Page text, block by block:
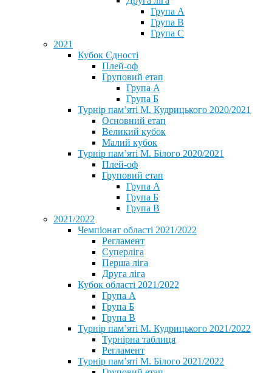
Група A
Група B
Група C
2021
Кубок Єдності
Плей-оф
Груповий етап
Група А
Група Б
Турнір пам’яті М. Кудрицького 2020/2021
Основний етап
Великий кубок
Малий кубок
Турнір пам’яті М. Білого 2020/2021
Плей-оф
Груповий етап
Група А
Група Б
Група В
2021/2022
Чемпіонат області 2021/2022
Регламент
Суперліга
Перша ліга
Друга ліга
Кубок області 2021/2022
Група А
Група Б
Група В
Турнір пам’яті М. Кудрицького 2021/2022
Турнірна таблиця
Регламент
Турнір пам’яті М. Білого 2021/2022